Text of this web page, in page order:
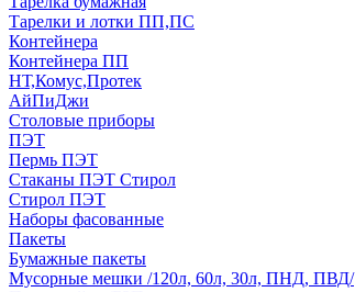
Тарелки и лотки ПП,ПС
Контейнера
Контейнера ПП
НТ,Комус,Протек
АйПиДжи
Столовые приборы
ПЭТ
Пермь ПЭТ
Стаканы ПЭТ Стирол
Стирол ПЭТ
Наборы фасованные
Пакеты
Бумажные пакеты
Мусорные мешки /120л, 60л, 30л, ПНД, ПВД/